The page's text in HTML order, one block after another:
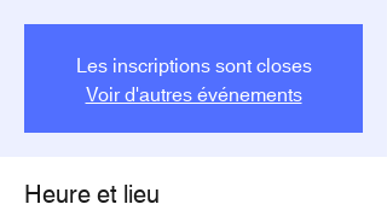
Les inscriptions sont closes
Voir d'autres événements
Heure et lieu